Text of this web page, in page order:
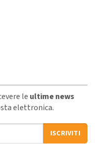
le ultime news
elettronica.
ISCRIVITI